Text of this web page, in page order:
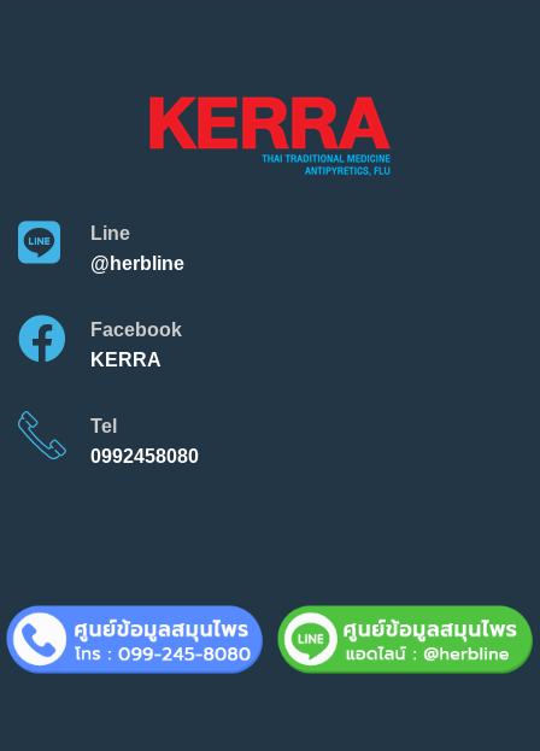
Line
@herbline
Facebook
KERRA
Tel
0992458080